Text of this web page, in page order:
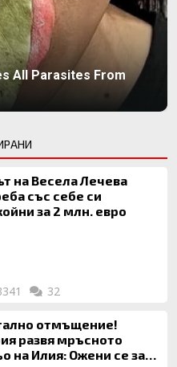
All Parasites From
на Весела Лечева
със себе си
за 2 млн. евро
32
отмъщение!
развя мръсното
на Илия: Ожени се за